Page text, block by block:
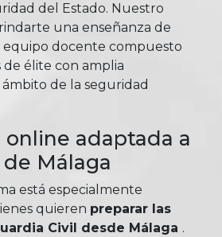
del Estado. Nuestro
una enseñanza de
equipo docente compuesto
élite con amplia
de la seguridad
online adaptada a
Málaga
está especialmente
quieren preparar las
Civil desde Málaga .